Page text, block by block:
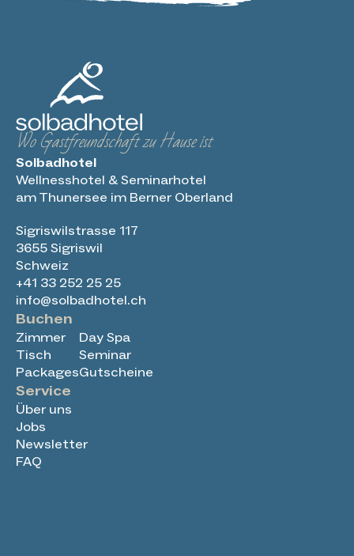
Wo Gastfreundschaft zu Hause ist
Solbadhotel
Wellnesshotel & Seminarhotel
am Thunersee im Berner Oberland
Sigriswilstrasse 117
3655 Sigriswil
Schweiz
+41 33 252 25 25
info@solbadhotel.ch
Buchen
Zimmer
Tisch
Packages
Day Spa
Seminar
Gutscheine
Service
Über uns
Jobs
Newsletter
FAQ